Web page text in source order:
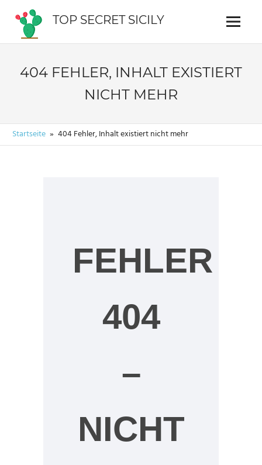
Inhalt
springen
TOP SECRET SICILY
Reiseführer
Sizilien
Menü
404 FEHLER, INHALT EXISTIERT
NICHT MEHR
Startseite 404 Fehler, Inhalt existiert nicht mehr
FEHLER
404
–
NICHT